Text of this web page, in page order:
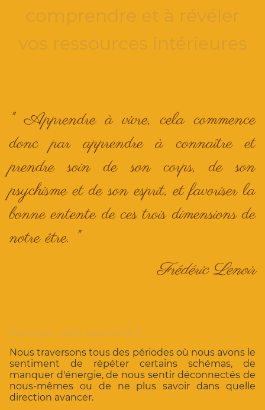
comprendre et à révéler
vos ressources intérieures
" Apprendre à vivre, cela commence
donc par apprendre à connaître et
prendre soin de son corps, de son
psychisme et de son esprit, et favoriser la
bonne entente de ces trois dimensions de
notre être. "
Frédéric Lenoir
Pourquoi cette approche ?
Nous traversons tous des périodes où nous avons le
sentiment de répéter certains schémas, de
manquer d'énergie, de nous sentir déconnectés de
nous-mêmes ou de ne plus savoir dans quelle
direction avancer.